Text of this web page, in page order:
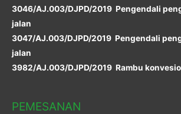
3046/AJ.003/DJPD/2019 Pengendali
jalan
3047/AJ.003/DJPD/2019 Pengendali
jalan
3982/AJ.003/DJPD/2019 Rambu
PEMESANAN